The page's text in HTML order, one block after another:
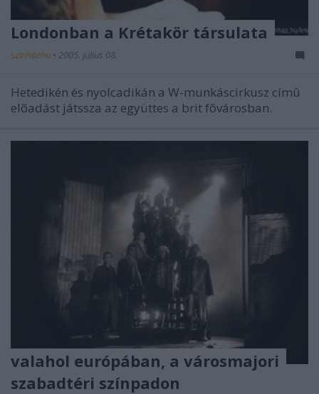
Londonban a Krétakör társulata
szinhazhu • 2005. július 08.
Hetedikén és nyolcadikán a W-munkáscirkusz címû
elõadást játssza az együttes a brit fõvárosban.
valahol európában, a városmajori
szabadtéri színpadon